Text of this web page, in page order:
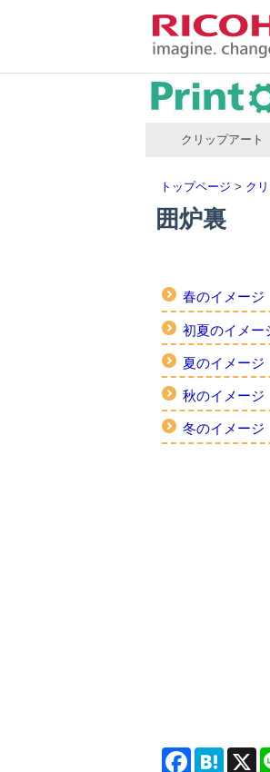
クリップアート
トップページ > ク
囲炉裏
春のイメージ
初夏のイメー
夏のイメージ
秋のイメージ
冬のイメージ
FacebookHatenaX